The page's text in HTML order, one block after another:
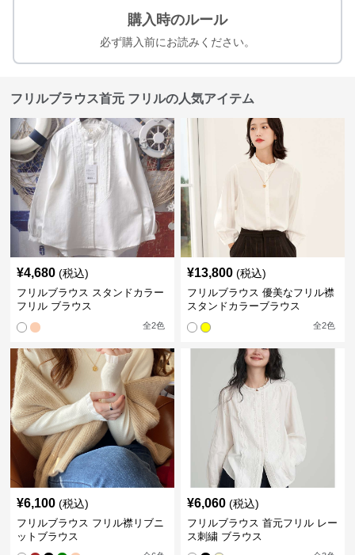
購入時のルール
必ず購入前にお読みください。
フリルブラウス首元 フリルの人気アイテム
¥4,680 (税込)
フリルブラウス スタンドカラー
フリル ブラウス
全2色
¥13,800 (税込)
フリルブラウス 優美なフリル襟
スタンドカラーブラウス
全2色
¥6,100 (税込)
フリルブラウス フリル襟リブニ
ットブラウス
¥6,060 (税込)
フリルブラウス 首元フリル レー
ス刺繍 ブラウス